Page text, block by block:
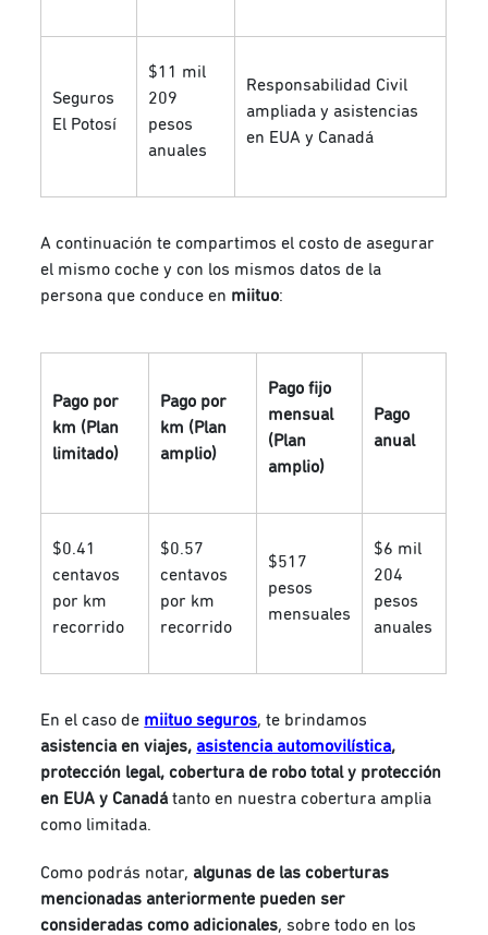
Seguros
El Potosí
$11 mil
209
pesos
anuales
Responsabilidad Civil
ampliada y asistencias
en EUA y Canadá
A continuación te compartimos el costo de asegurar
el mismo coche y con los mismos datos de la
persona que conduce en miituo:
Pago por
km (Plan
limitado)
Pago por
km (Plan
amplio)
Pago fijo
mensual
(Plan
amplio)
Pago
anual
$0.41
centavos
por km
recorrido
$0.57
centavos
por km
recorrido
$517
pesos
mensuales
$6 mil
204
pesos
anuales
En el caso de miituo seguros, te brindamos
asistencia en viajes, asistencia automovilística,
protección legal, cobertura de robo total y protección
en EUA y Canadátanto en nuestra cobertura amplia
como limitada.
Como podrás notar, algunas de las coberturas
mencionadas anteriormente pueden ser
consideradas como adicionales, sobre todo en los